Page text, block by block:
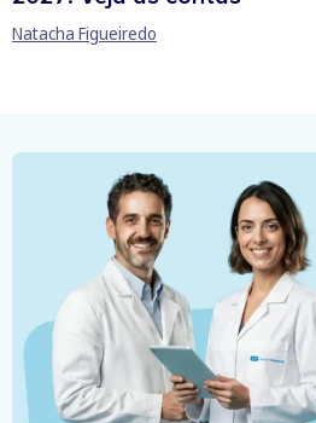
Natacha Figueiredo